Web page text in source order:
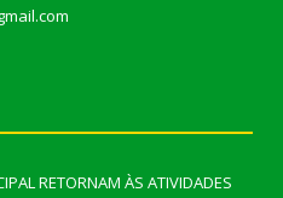
RETORNAM ÀS ATIVIDADES